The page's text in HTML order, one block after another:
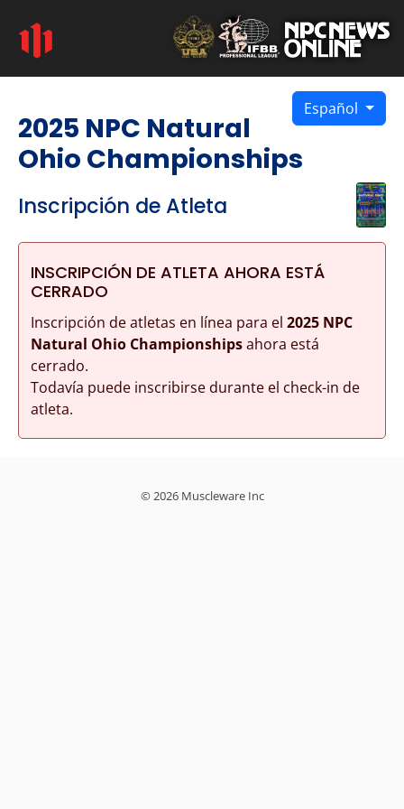
Español
2025 NPC Natural
Ohio Championships
Inscripción de Atleta
INSCRIPCIÓN DE ATLETA AHORA ESTÁ
CERRADO
Inscripción de atletas en línea para el 2025 NPC
Natural Ohio Championshipsahora está
cerrado.
Todavía puede inscribirse durante el check-in de
atleta.
© 2026 Muscleware Inc